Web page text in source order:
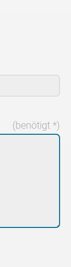
(benötigt *)